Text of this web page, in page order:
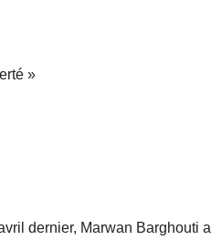
»
dernier, Marwan Barghouti a